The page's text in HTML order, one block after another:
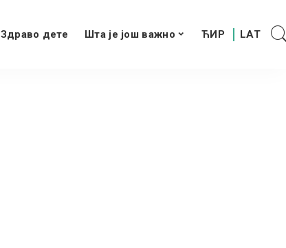
Здраво дете Шта је још важно